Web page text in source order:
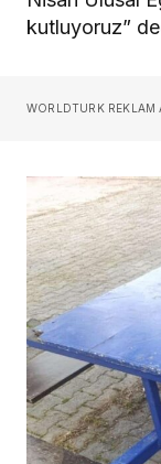
kutluyoruz”
WORLDTURK REKLAM